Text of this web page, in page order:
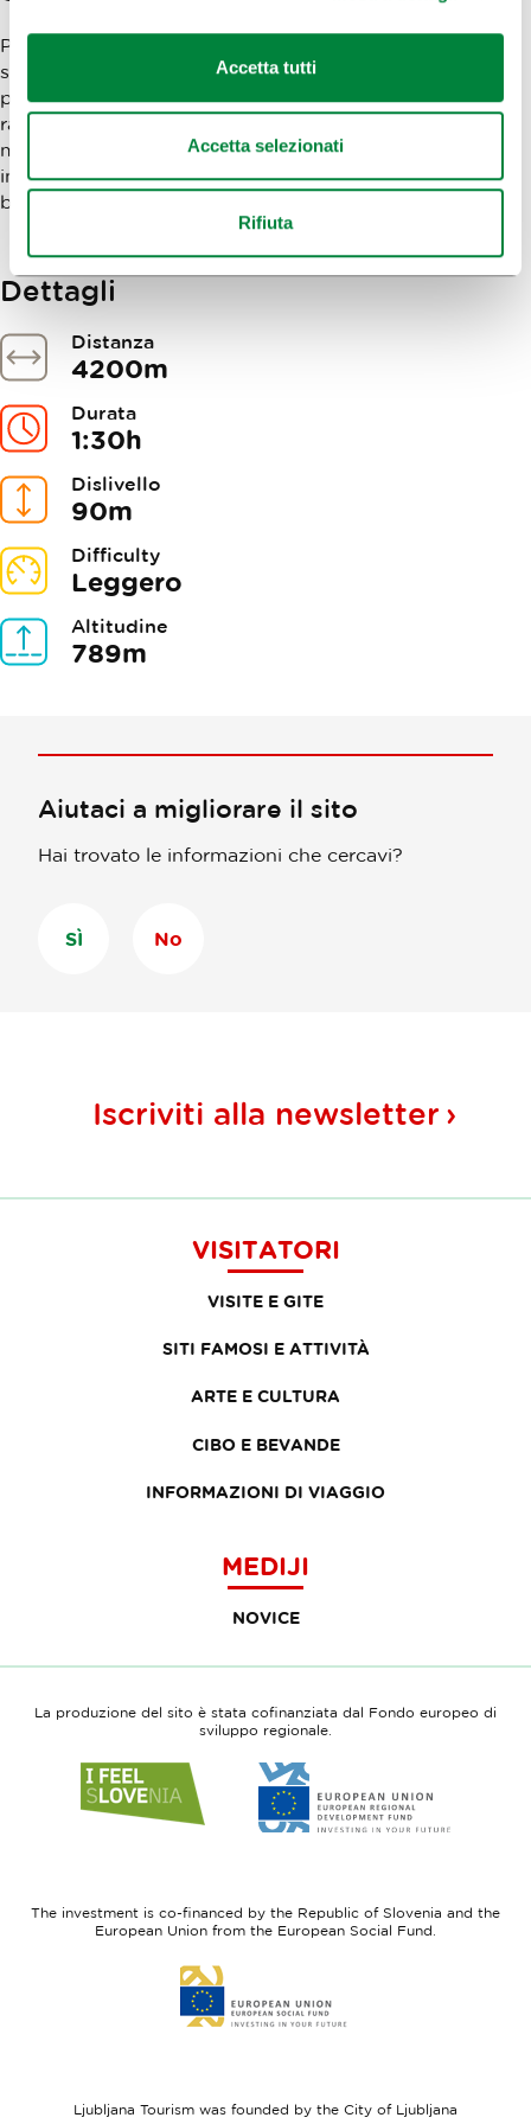
Accetta tutti
Accetta selezionati
Rifiuta
Percorribile in tutte le stagioni. In inverno, i sentieri,
soprattutto dopo le nevicate, possono essere in alcuni
punti ghiacciati, quindi è preferibile l'uso di piccoli
ramponi e bastoni da trekking. Dopo la pioggia e nei
mesi più freddi, si consigliano scarpe da trekking
impermeabili, in quanto il percorso in alcuni punti è
bagnato e fangoso.
Dettagli
Distanza
4200m
Durata
1:30h
Dislivello
90m
Difficulty
Leggero
Altitudine
789m
Aiutaci a migliorare il sito
Hai trovato le informazioni che cercavi?
SÌ No
Iscriviti alla newsletter
VISITATORI
VISITE E GITE
SITI FAMOSI E ATTIVITÀ
ARTE E CULTURA
CIBO E BEVANDE
INFORMAZIONI DI VIAGGIO
MEDIJI
NOVICE
La produzione del sito è stata cofinanziata dal Fondo europeo di
sviluppo regionale.
to
website
to
website
Fund
The investment is co-financed by the Republic of Slovenia and the
European Union from the European Social Fund.
to
website
Ljubljana Tourism was founded by the City of Ljubljana